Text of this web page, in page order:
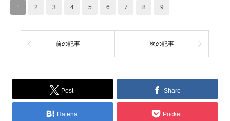
1 2 3 4 5 6 7 8 9
前の記事 次の記事
Post Share
Hatena Pocket